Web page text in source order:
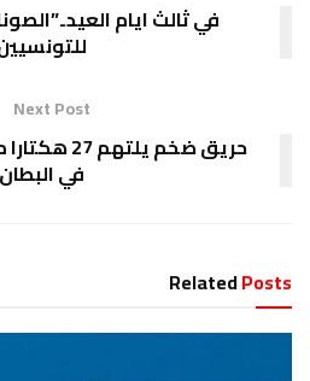
في ثالث ايام
Next Post
حريق ضخم
في
RelatedPosts